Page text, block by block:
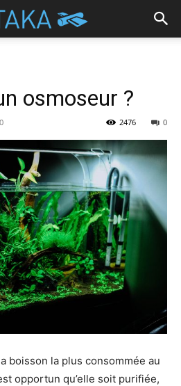
osmoseur ?
0
2476
boisson la plus consommée au
opportun qu’elle soit purifiée,